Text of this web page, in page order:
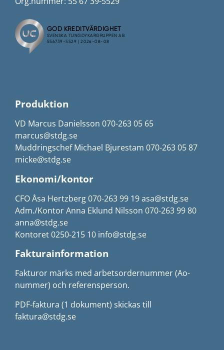
Produktion
VD Marcus Danielsson 070-263 05 65
marcus@stdg.se
Muddringschef Michael Bjurestam 070-263 05 87
micke@stdg.se
Ekonomi/kontor
CFO Åsa Hertzberg 070-263 99 19 asa@stdg.se
Adm./Kontor Anna Eklund Nilsson 070-263 99 80
anna@stdg.se
Kontoret 0250-215 10 info@stdg.se
Fakturainformation
Fakturor märks med arbetsordernummer (Ao-
nummer) och referensperson.
PDF-faktura (1 dokument) skickas till
faktura@stdg.se